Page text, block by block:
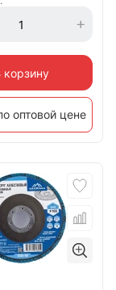
корзину
оптовой цене